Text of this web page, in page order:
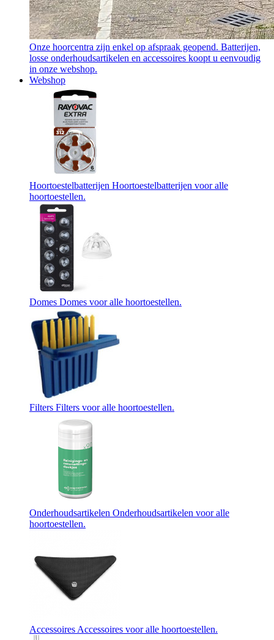
Onze hoorcentra zijn enkel op afspraak geopend. Batterijen,
losse onderhoudsartikelen en accessoires koopt u eenvoudig
in onze webshop.
Webshop
Hoortoestelbatterijen Hoortoestelbatterijen voor alle
hoortoestellen.
Domes Domes voor alle hoortoestellen.
Filters Filters voor alle hoortoestellen.
Onderhoudsartikelen Onderhoudsartikelen voor alle
hoortoestellen.
Accessoires Accessoires voor alle hoortoestellen.